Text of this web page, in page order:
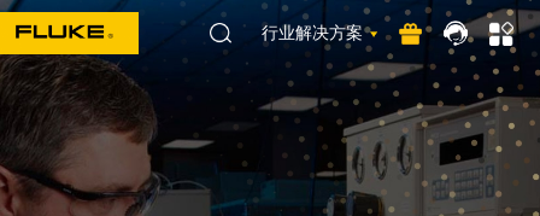
行业解决方案